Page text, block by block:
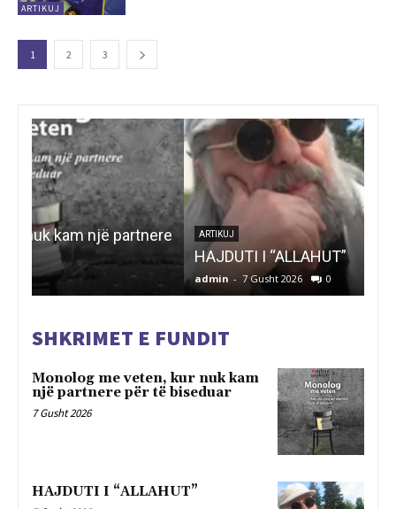
ARTIKUJ
1 2 3
ARTIKUJ
HAJDUTI I “ALLAHUT”
admin 7 Gusht 2026
SHKRIMET E FUNDIT
Monolog me veten, kur nuk kam
një partnere për të biseduar
7 Gusht 2026
HAJDUTI I “ALLAHUT”